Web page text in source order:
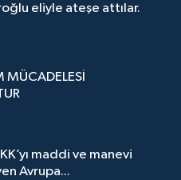
eliyle ateşe attılar.
MÜCADELESİ
maddi ve manevi
Avrupa...